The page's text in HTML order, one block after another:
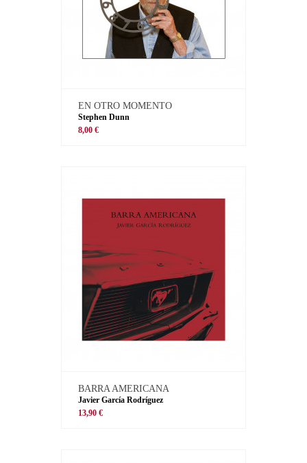
EN OTRO MOMENTO
Stephen Dunn
8,00 €
BARRA AMERICANA
Javier García Rodríguez
13,90 €